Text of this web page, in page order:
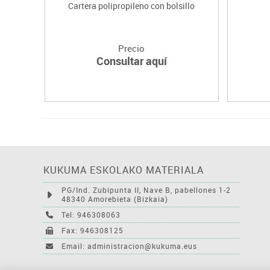
Cartera polipropileno con bolsillo
Precio
Consultar aquí
KUKUMA ESKOLAKO MATERIALA
PG/Ind. Zubipunta II, Nave B, pabellones 1-2
48340 Amorebieta (Bizkaia)
Tel: 946308063
Fax: 946308125
Email: administracion@kukuma.eus